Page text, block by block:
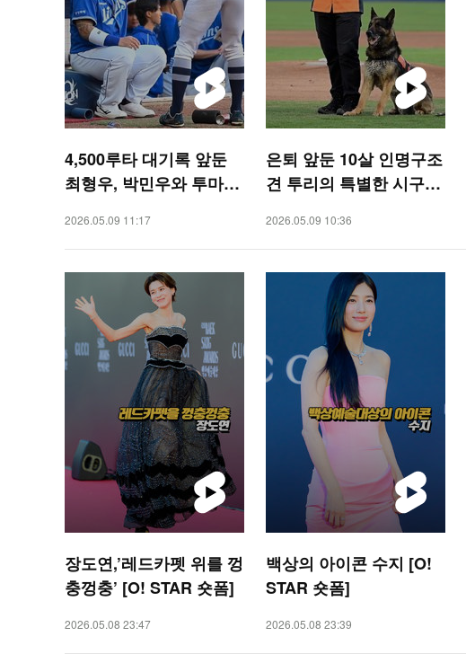
4,500루타 대기록 앞둔
최형우, 박민우와 투마치
2026.05.09 11:17
은퇴 앞둔 10살 인명구조
견 투리의 특별한 시구
2026.05.09 10:36
장도연,’레드카펫 위를 껑
충껑충’ [O! STAR 숏폼]
2026.05.08 23:47
백상의 아이콘 수지 [O!
STAR 숏폼]
2026.05.08 23:39